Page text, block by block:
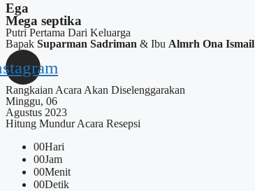
Ega
Mega septika
Putri Pertama Dari Keluarga
Bapak Suparman Sadriman & Ibu Almrh Ona Ismail
Rangkaian Acara Akan Diselenggarakan
Minggu, 06
Agustus 2023
Hitung Mundur Acara Resepsi
00Hari
00Jam
00Menit
00Detik